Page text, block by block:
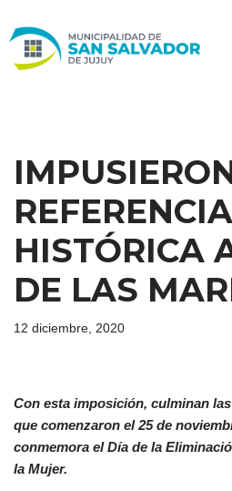
al
REFERENCIA
HISTÓRICA
DE LAS
12 diciembre, 2020
Con esta imposición, culminan
que comenzaron el 25 de
conmemora el Día de la
la Mujer.